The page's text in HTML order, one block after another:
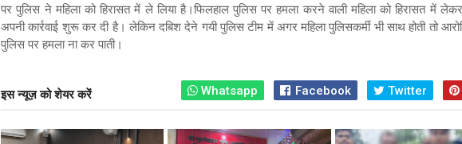
पर पुलिस ने महिला को हिरासत में ले लिया है।फिलहाल पुलिस पर हमला करने वाली महिला को हिरासत में
अपनी कार्रवाई शुरू कर दी है। लेकिन दबिश देने गयी पुलिस टीम में अगर महिला पुलिसकर्मी भी साथ होती तो
पुलिस पर हमला ना कर पाती।
इस न्यूज़ को शेयर करें Whatsapp Facebook Twitter